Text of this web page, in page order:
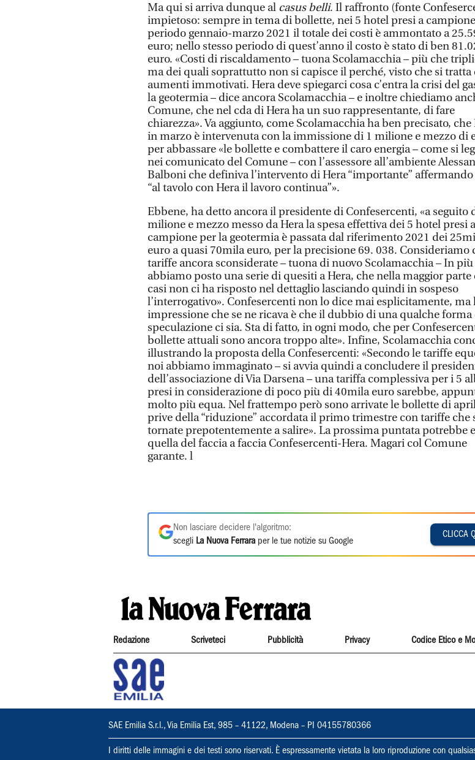
Ma qui si arriva dunque al casus belli. Il raffronto (fonte
impietoso: sempre in tema di bollette, nei 5 hotel presi a
periodo gennaio-marzo 2021 il totale dei costi è ammontato a
euro; nello stesso periodo di quest’anno il costo è stato di ben
euro. «Costi di riscaldamento – tuona Scolamacchia – più che
ma dei quali soprattutto non si capisce il perché, visto che si tratta
aumenti immotivati. Hera deve spiegarci cosa c’entra la crisi del
la geotermia – dice ancora Scolamacchia – e inoltre chiediamo
Comune, che nel cda di Hera ha un suo rappresentante, di fare
chiarezza». Va aggiunto, come Scolamacchia ha ben precisato, che
in marzo è intervenuta con la immissione di 1 milione e mezzo di
per abbassare «le bollette e combattere il caro energia – come si
nei comunicato del Comune – con l’assessore all’ambiente
Balboni che definiva l’intervento di Hera “importante” affermando
“al tavolo con Hera il lavoro continua”».
Ebbene, ha detto ancora il presidente di Confesercenti, «a seguito
milione e mezzo messo da Hera la spesa effettiva dei 5 hotel presi a
campione per la geotermia è passata dal riferimento 2021 dei
euro a quasi 70mila euro, per la precisione 69. 038. Consideriamo
tariffe ancora sconsiderate – tuona di nuovo Scolamacchia – In più
abbiamo posto una serie di quesiti a Hera, che nella maggior parte
casi non ci ha risposto nel dettaglio lasciando quindi in sospeso
l’interrogativo». Confesercenti non lo dice mai esplicitamente, ma
impressione che se ne ricava è che il dubbio di una qualche forma
speculazione ci sia. Sta di fatto, in ogni modo, che per
bollette attuali sono ancora troppo alte». Infine, Scolamacchia
illustrando la proposta della Confesercenti: «Secondo le tariffe
noi abbiamo immaginato – si avvia quindi a concludere il
dell’associazione di Via Darsena – una tariffa complessiva per i 5
presi in considerazione di poco più di 40mila euro sarebbe,
molto più equa. Nel frattempo però sono arrivate le bollette di
prive della “riduzione” accordata il primo trimestre con tariffe che
tornate prepotentemente a salire». La prossima puntata potrebbe
quella del faccia a faccia Confesercenti-Hera. Magari col Comune
garante. l
Non lasciare decidere l'algoritmo:
scegli La Nuova Ferrara per le tue notizie su Google
CLICCA
Redazione Scriveteci Pubblicità Privacy Codice Etico e
SAE Emilia S.r.l., Via Emilia Est, 985 – 41122, Modena – PI 04155780366
I diritti delle immagini e dei testi sono riservati. È espressamente vietata la loro riproduzione con